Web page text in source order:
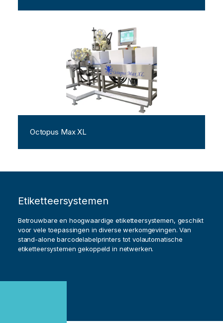
Octopus Max XL
Etiketteersystemen
Betrouwbare en hoogwaardige etiketteersystemen, geschikt
voor vele toepassingen in diverse werkomgevingen. Van
stand-alone barcodelabelprinters tot volautomatische
etiketteersystemen gekoppeld in netwerken.